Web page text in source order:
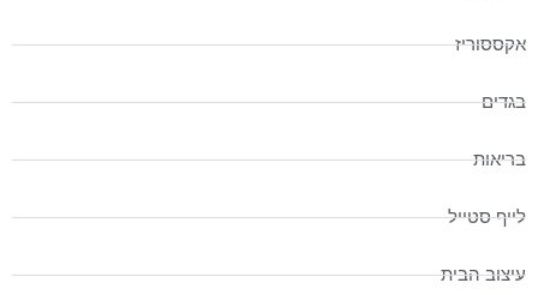
אקססוריז
בגדים
בריאות
לייף סטייל
עיצוב הבית